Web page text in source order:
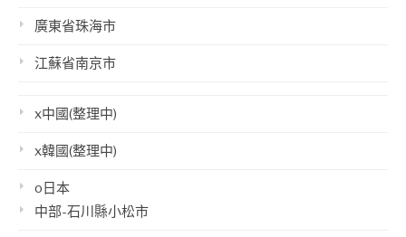
廣東省珠海市
江蘇省南京市
x中國(整理中)
x韓國(整理中)
o日本
中部-石川縣小松市